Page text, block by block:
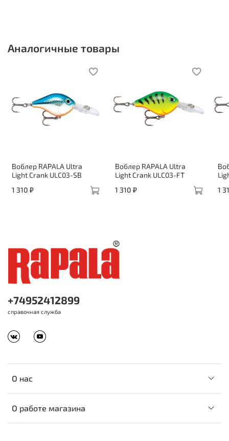
Аналогичные товары
Воблер RAPALA Ultra
Light Crank ULC03-SB
1 310 ₽
Воблер RAPALA Ultra
Light Crank ULC03-FT
1 310 ₽
1
О нас
О работе магазина
+74952412899
справочная служба